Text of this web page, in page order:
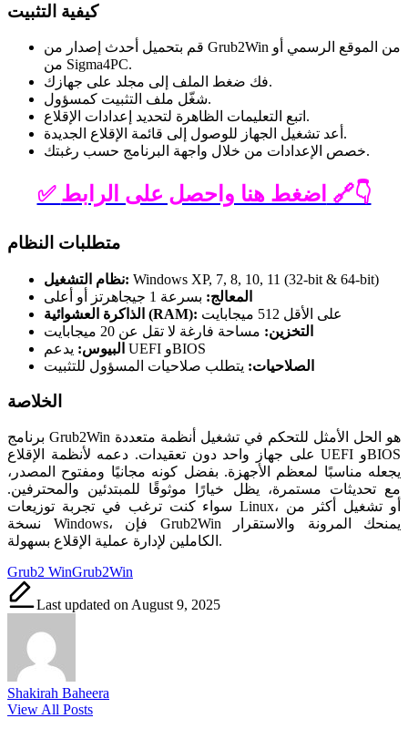
كيفية التثبيت
قم بتحميل أحدث إصدار من Grub2Win من الموقع الرسمي أو
من Sigma4PC.
فك ضغط الملف إلى مجلد على جهازك.
شغّل ملف التثبيت كمسؤول.
اتبع التعليمات الظاهرة لتحديد إعدادات الإقلاع.
أعد تشغيل الجهاز للوصول إلى قائمة الإقلاع الجديدة.
خصص الإعدادات من خلال واجهة البرنامج حسب رغبتك.
✅ اضغط هنا واحصل على الرابط 🔗👇
متطلبات النظام
نظام التشغيل: Windows XP, 7, 8, 10, 11 (32-bit & 64-bit)
المعالج: بسرعة 1 جيجاهرتز أو أعلى
الذاكرة العشوائية (RAM):
على الأقل 512 ميجابايت
التخزين: مساحة فارغة لا تقل عن 20 ميجابايت
البيوس:
يدعم UEFI وBIOS
الصلاحيات: يتطلب صلاحيات المسؤول للتثبيت
الخلاصة
برنامج Grub2Win هو الحل الأمثل للتحكم في تشغيل أنظمة متعددة
على جهاز واحد دون تعقيدات. دعمه لأنظمة الإقلاع UEFI وBIOS
يجعله مناسبًا لمعظم الأجهزة. بفضل كونه مجانيًا ومفتوح المصدر،
مع تحديثات مستمرة، يظل خيارًا موثوقًا للمبتدئين والمحترفين.
سواء كنت ترغب في تجربة توزيعات Linux، أو تشغيل أكثر من
نسخة Windows، فإن Grub2Win يمنحك المرونة والاستقرار
الكاملين لإدارة عملية الإقلاع بسهولة.
Tags:
Grub2 WinGrub2Win
Last updated on August 9, 2025
Shakirah Baheera
View All Posts